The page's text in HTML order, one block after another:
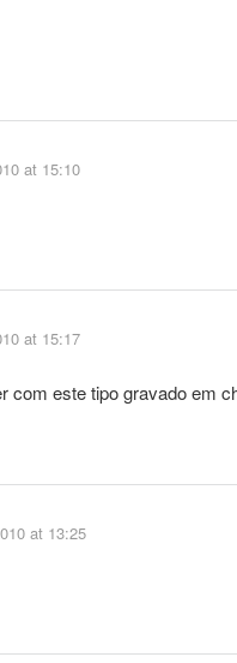
at 15:10
at 15:17
este tipo gravado em
at 13:25